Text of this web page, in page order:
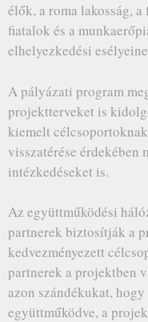
élők, a roma lakosság,
fiatalok és a
elhelyezkedési
A pályázati program
projektterveket is
kiemelt
visszatérése érdekében
intézkedéseket is.
Az együttműködési
partnerek biztosítják a
kedvezményezett
partnerek a projektben
azon szándékukat,
együttműködve, a